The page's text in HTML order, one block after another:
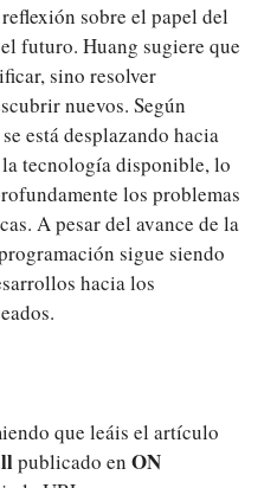
sobre el papel del
futuro. Huang sugiere que
sino resolver
nuevos. Según
está desplazando hacia
tecnología disponible, lo
los problemas
A pesar del avance de la
sigue siendo
hacia los
que leáis el artículo
publicado en ON